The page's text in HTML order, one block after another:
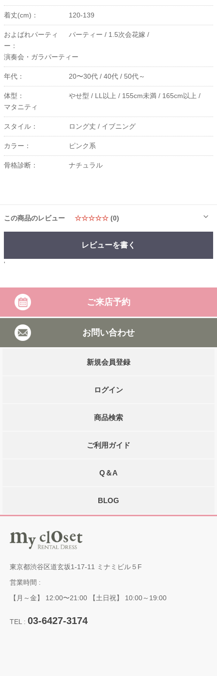
着丈(cm)： 120-139
およばれパーティ
ー：
パーティー / 1.5次会花嫁 /
演奏会・ガラパーティー
年代： 20〜30代 / 40代 / 50代～
体型： やせ型 / LL以上 / 155cm未満 / 165cm以上 /
マタニティ
スタイル： ロング丈 / イブニング
カラー： ピンク系
骨格診断： ナチュラル
この商品のレビュー ☆☆☆☆☆ (0)
レビューを書く
'
ご来店予約
お問い合わせ
新規会員登録
ログイン
商品検索
ご利用ガイド
Q＆A
BLOG
東京都渋谷区道玄坂1-17-11 ミナミビル５F
営業時間 :
【月～金】 12:00〜21:00 【土日祝】 10:00～19:00
TEL : 03-6427-3174